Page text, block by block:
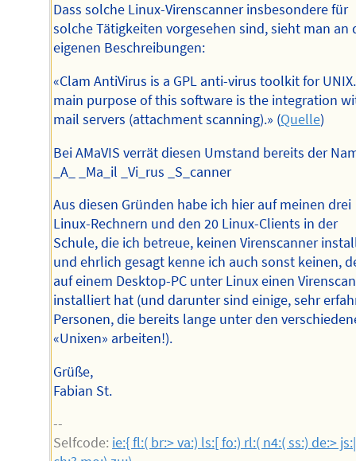
Dass solche Linux-Virenscanner insbesondere für
solche Tätigkeiten vorgesehen sind, sieht man an
eigenen Beschreibungen:
«Clam AntiVirus is a GPL anti-virus toolkit for
main purpose of this software is the integration
mail servers (attachment scanning).» (Quelle)
Bei AMaVIS verrät diesen Umstand bereits der
_A_ _Ma_il _Vi_rus _S_canner
Aus diesen Gründen habe ich hier auf meinen drei
Linux-Rechnern und den 20 Linux-Clients in der
Schule, die ich betreue, keinen Virenscanner
und ehrlich gesagt kenne ich auch sonst keinen,
auf einem Desktop-PC unter Linux einen
installiert hat (und darunter sind einige, sehr
Personen, die bereits lange unter den
«Unixen» arbeiten!).
Grüße,
Fabian St.
--
Selfcode: ie:{ fl:( br:> va:) ls:[ fo:) rl:( n4:( ss:) de:> js:|